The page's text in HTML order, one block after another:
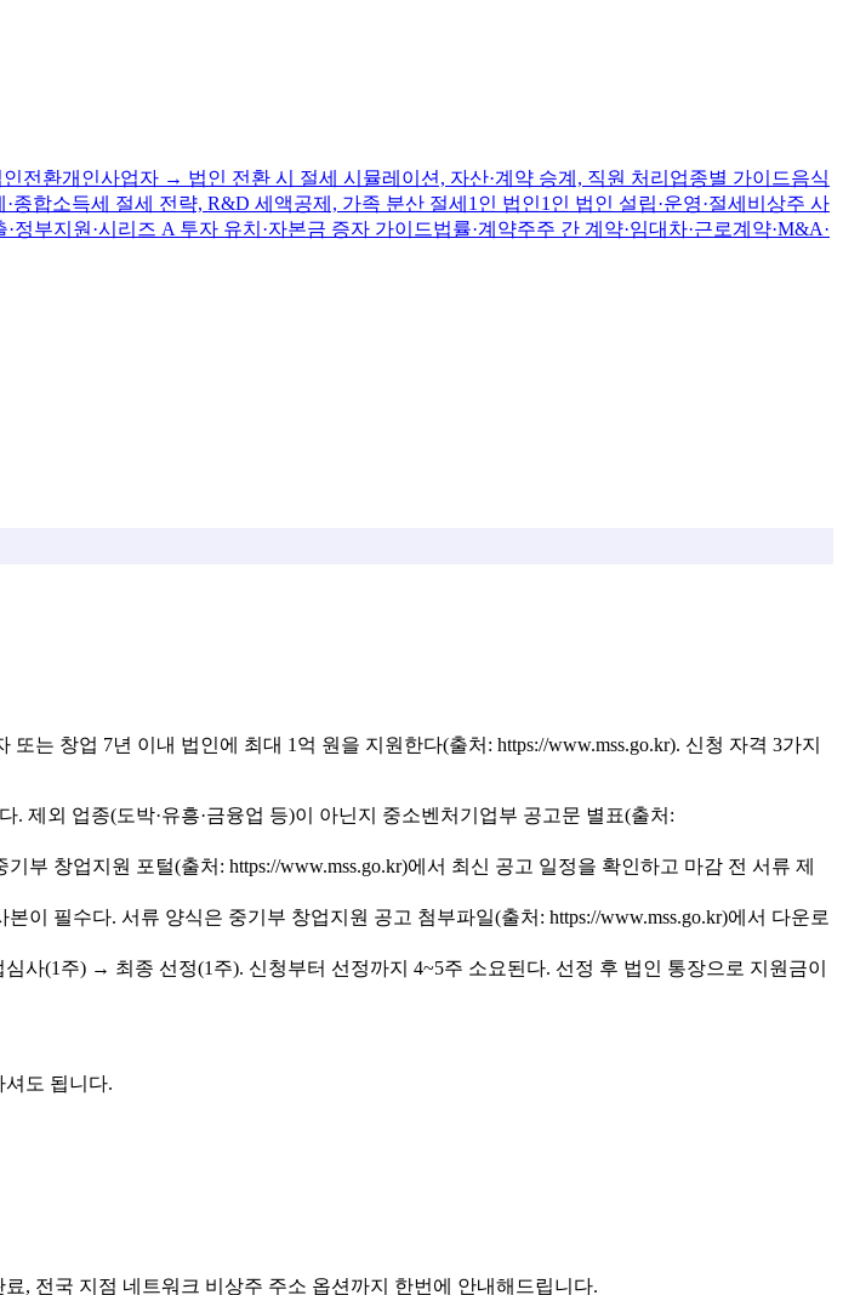
인전환개인사업자 → 법인 전환 시 절세 시뮬레이션, 자산·계약 승계, 직원 처리 업종별 가이드음식
·종합소득세 절세 전략, R&D 세액공제, 가족 분산 절세 1인 법인1인 법인 설립·운영·절세 비상주 사
·정부지원·시리즈 A 투자 유치·자본금 증자 가이드법률·계약주주 간 계약·임대차·근로계약·M&A·
창업 7년 이내 법인에 최대 1억 원을 지원한다(출처: https://www.mss.go.kr). 신청 자격 3가지
. 제외 업종(도박·유흥·금융업 등)이 아닌지 중소벤처기업부 공고문 별표(출처:
부 창업지원 포털(출처: https://www.mss.go.kr)에서 최신 공고 일정을 확인하고 마감 전 서류 제
이 필수다. 서류 양식은 중기부 창업지원 공고 첨부파일(출처: https://www.mss.go.kr)에서 다운로
(1주) → 최종 선정(1주). 신청부터 선정까지 4~5주 소요된다. 선정 후 법인 통장으로 지원금이
셔도 됩니다.
, 전국 지점 네트워크 비상주 주소 옵션까지 한번에 안내해드립니다.